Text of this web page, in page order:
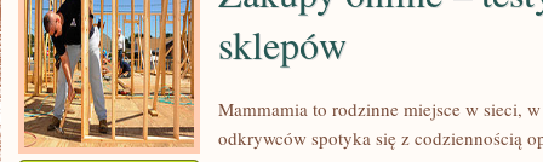
sklepów
Mammamia to rodzinne miejsce w sieci,
odkrywców spotyka się z codziennością